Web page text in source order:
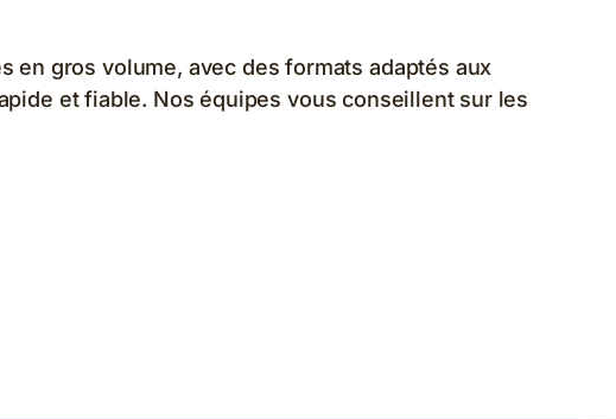
en gros volume, avec des formats adaptés aux
et fiable. Nos équipes vous conseillent sur les